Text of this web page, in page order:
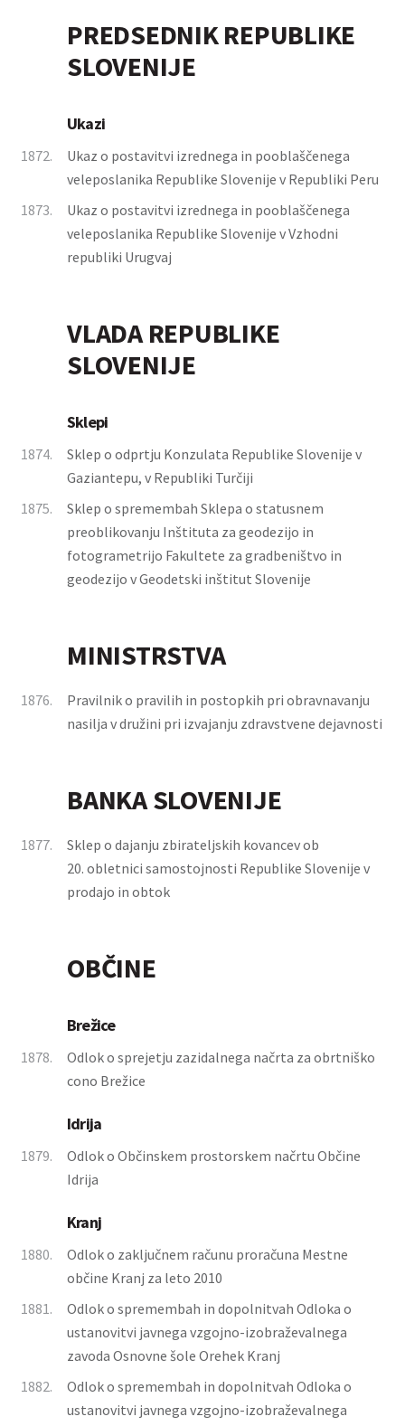
PREDSEDNIK REPUBLIKE
SLOVENIJE
Ukazi
1872.
Ukaz o postavitvi izrednega in pooblaščenega
veleposlanika Republike Slovenije v Republiki Peru
1873.
Ukaz o postavitvi izrednega in pooblaščenega
veleposlanika Republike Slovenije v Vzhodni
republiki Urugvaj
VLADA REPUBLIKE
SLOVENIJE
Sklepi
1874.
Sklep o odprtju Konzulata Republike Slovenije v
Gaziantepu, v Republiki Turčiji
1875.
Sklep o spremembah Sklepa o statusnem
preoblikovanju Inštituta za geodezijo in
fotogrametrijo Fakultete za gradbeništvo in
geodezijo v Geodetski inštitut Slovenije
MINISTRSTVA
1876.
Pravilnik o pravilih in postopkih pri obravnavanju
nasilja v družini pri izvajanju zdravstvene dejavnosti
BANKA SLOVENIJE
1877.
Sklep o dajanju zbirateljskih kovancev ob
20. obletnici samostojnosti Republike Slovenije v
prodajo in obtok
OBČINE
Brežice
1878.
Odlok o sprejetju zazidalnega načrta za obrtniško
cono Brežice
Idrija
1879.
Odlok o Občinskem prostorskem načrtu Občine
Idrija
Kranj
1880.
Odlok o zaključnem računu proračuna Mestne
občine Kranj za leto 2010
1881.
Odlok o spremembah in dopolnitvah Odloka o
ustanovitvi javnega vzgojno-izobraževalnega
zavoda Osnovne šole Orehek Kranj
1882.
Odlok o spremembah in dopolnitvah Odloka o
ustanovitvi javnega vzgojno-izobraževalnega